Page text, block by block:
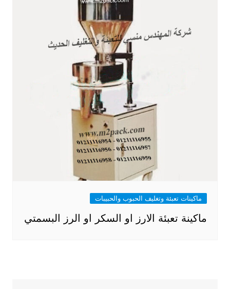
ماكينات تعبئة وتغليف الحبوب والحبيبات
ماكينة تعبئة الارز او السكر او الرز البسمتي